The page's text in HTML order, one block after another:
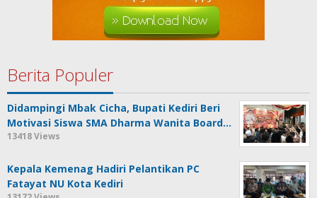
Berita Populer
Didampingi Mbak Cicha, Bupati Kediri Beri
Motivasi Siswa SMA Dharma Wanita Board…
13418 Views
Kepala Kemenag Hadiri Pelantikan PC
Fatayat NU Kota Kediri